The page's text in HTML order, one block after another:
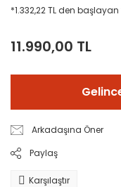
*1.332,22 TL den
11.990,00 TL
Arkadaşına Öner
Paylaş
Karşılaştır